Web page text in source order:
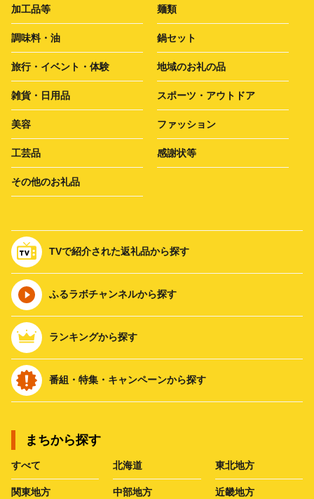
加工品等 麺類
調味料・油 鍋セット
旅行・イベント・体験 地域のお礼の品
雑貨・日用品 スポーツ・アウトドア
美容 ファッション
工芸品 感謝状等
その他のお礼品
TVで紹介された返礼品から探す
ふるラボチャンネルから探す
ランキングから探す
番組・特集・キャンペーンから探す
まちから探す
すべて 北海道 東北地方
関東地方 中部地方 近畿地方